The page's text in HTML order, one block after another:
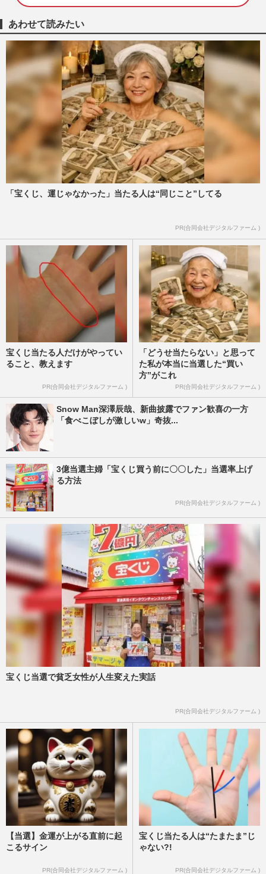
あわせて読みたい
「宝くじ、運じゃなかった」当たる人は“同じこと”してる
PR(合同会社デジタルファーム )
宝くじ当たる人だけがやってい
ること、教えます
PR(合同会社デジタルファーム )
「どうせ当たらない」と思って
た私が本当に当選した“買い
方”がこれ
PR(合同会社デジタルファーム )
Snow Man深澤辰哉、新曲披露でファン歓喜の一方
「食べこぼしが激しいw」奇抜...
3億当選主婦「宝くじ買う前に〇〇した」当選率上げ
る方法
PR(合同会社デジタルファーム )
宝くじ当選で貧乏女性が人生変えた実話
PR(合同会社デジタルファーム )
【当選】金運が上がる直前に起
こるサイン
PR(合同会社デジタルファーム )
宝くじ当たる人は“たまたま”じ
ゃない?!
PR(合同会社デジタルファーム )